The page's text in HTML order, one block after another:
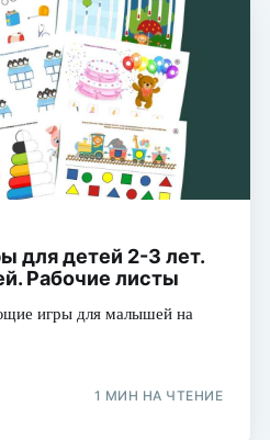
для детей 2-3 лет.
Рабочие листы
игры для малышей на
1 МИН НА ЧТЕНИЕ